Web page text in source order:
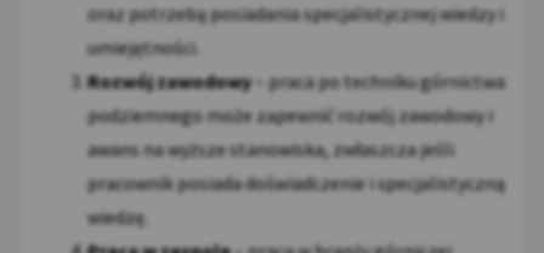
oraz potrzebą posiadania specjalistycznej wiedzy i
umiejętności.
Rozwój zawodowy– praca po techniku górnictwa
podziemnego może zapewnić rozwój zawodowy i
awans na wyższe stanowiska, zwłaszcza jeśli
pracownik posiada doświadczenie i specjalistyczną
wiedzę.